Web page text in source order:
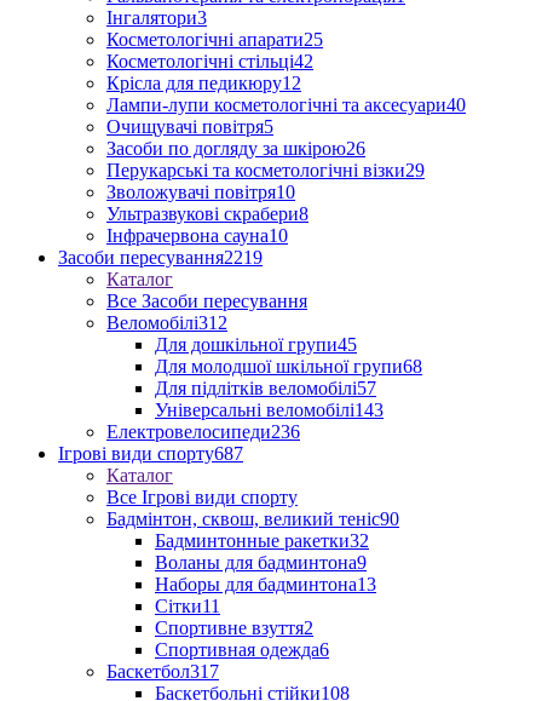
Інгалятори3
Косметологічні апарати25
Косметологічні стільці42
Крісла для педикюру12
Лампи-лупи косметологічні та аксесуари40
Очищувачі повітря5
Засоби по догляду за шкірою26
Перукарські та косметологічні візки29
Зволожувачі повітря10
Ультразвукові скрабери8
Інфрачервона сауна10
Засоби пересування2219
Каталог
Все Засоби пересування
Веломобілі312
Для дошкільної групи45
Для молодшої шкільної групи68
Для підлітків веломобілі57
Універсальні веломобілі143
Електровелосипеди236
Ігрові види спорту687
Каталог
Все Ігрові види спорту
Бадмінтон, сквош, великий теніс90
Бадминтонные ракетки32
Воланы для бадминтона9
Наборы для бадминтона13
Сітки11
Спортивне взуття2
Спортивная одежда6
Баскетбол317
Баскетбольні стійки108